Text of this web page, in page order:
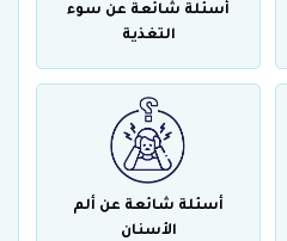
أسئلة شائعة عن سوء
التغذية
أسئلة شائعة عن ألم
الأسنان